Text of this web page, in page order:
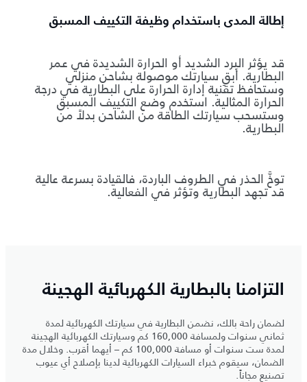
إطالة المدى باستخدام وظيفة التكييف المسبق
قد يؤثر البرد الشديد أو الحرارة الشديدة في عمر
البطارية. أبقِ سيارتك موصولة بشاحن منزلي
وستحافظ تقنية إدارة الحرارة على البطارية في درجة
الحرارة المثالية. استخدم وضع التكييف المسبق
وستسحب سيارتك الطاقة من الشاحن بدلاً من
البطارية.
توخَّ الحذر في الطروف الباردة، فالقيادة بسرعة عالية
قد تجهد البطارية وتؤثر في الفعالية.
التزامنا بالبطارية الكهربائية الهجينة
لضمان راحة بالك، نضمن البطارية في سيارتك الكهربائية لمدة
ثماني سنوات ولمسافة 160,000 كم وسيارتك الكهربائية الهجينة
لمدة ست سنوات أو مسافة 100,000 كم – أيهما أقرب. وخلال مدة
الضمان، سيقوم خبراء السيارات الكهربائية لدينا بإصلاح أي عيوب
تصنيع مجاناً.